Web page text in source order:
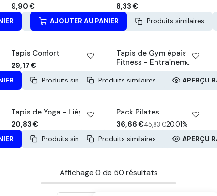
9,90€
Produits similaires APERÇU RAPIDE
8,33€
AJOUTER AU PANIER
Produits similaires
Tapis Confort
29,17€
Produits similaires APERÇU RAPIDE
Tapis de Gym épais
Fitness - Entraînement
Produits similaires APERÇU
Tapis de Yoga - Liège
20,83€
Produits similaires APERÇU RAPIDE
PACK -20%
Pack Pilates
36,66€45,83€20.01%
Produits similaires
APERÇU
Affichage 0 de 50 résultats